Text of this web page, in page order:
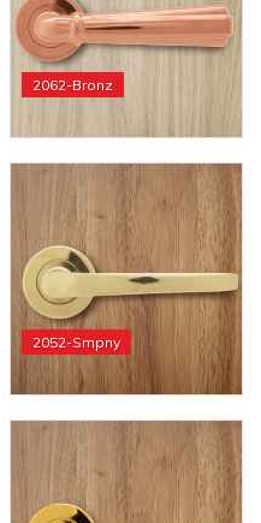
2062-Bronz
2052-Smpny